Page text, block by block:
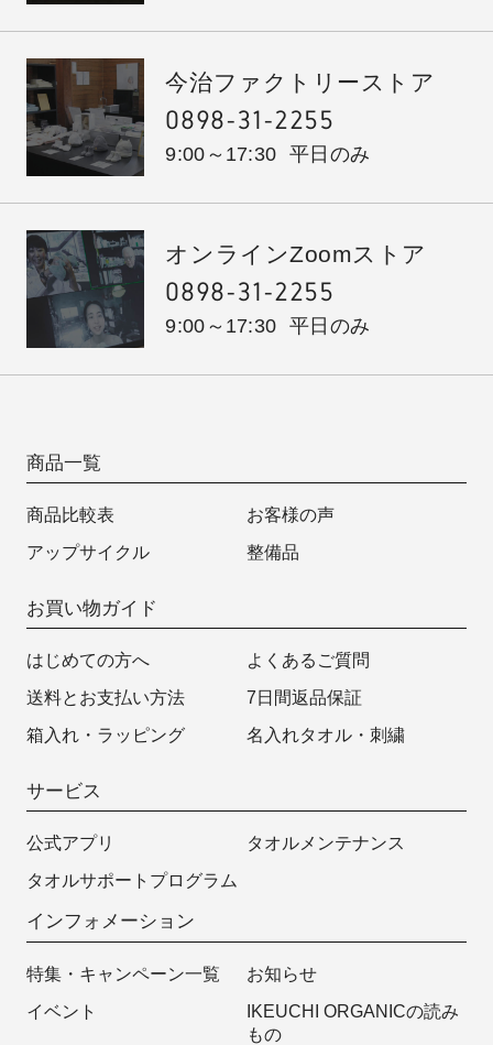
今治ファクトリーストア
0898-31-2255
9:00～17:30 平日のみ
オンラインZoomストア
0898-31-2255
9:00～17:30 平日のみ
商品一覧
商品比較表 お客様の声
アップサイクル 整備品
お買い物ガイド
はじめての方へ よくあるご質問
送料とお支払い方法 7日間返品保証
箱入れ・ラッピング 名入れタオル・刺繍
サービス
公式アプリ タオルメンテナンス
タオルサポートプログラム
インフォメーション
特集・キャンペーン一覧 お知らせ
イベント
IKEUCHI ORGANICの読み
もの